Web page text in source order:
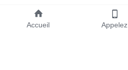
Accueil Appelez